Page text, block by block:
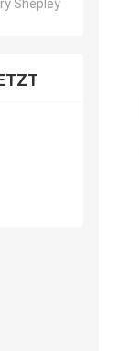
Shepley